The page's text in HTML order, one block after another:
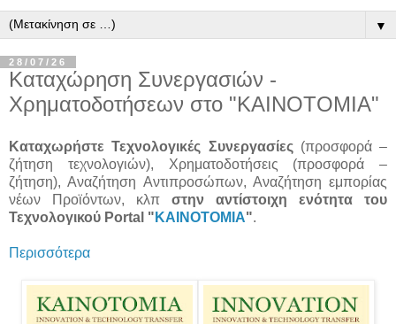
▼
28/07/26
Καταχώρηση Συνεργασιών -
Χρηματοδοτήσεων στο "ΚΑΙΝΟΤΟΜΙΑ"
Καταχωρήστε Τεχνολογικές Συνεργασίες (προσφορά –
ζήτηση τεχνολογιών), Χρηματοδοτήσεις (προσφορά –
ζήτηση), Αναζήτηση Αντιπροσώπων, Αναζήτηση εμπορίας
νέων Προϊόντων, κλπ στην αντίστοιχη ενότητα του
Τεχνολογικού Portal " ΚΑΙΝΟΤΟΜΙΑ".
Περισσότερα